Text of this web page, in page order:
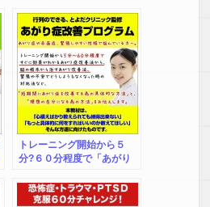
トレーニング開始から５
分?６０分程度で「あがり
る、とよだクリニック監修
【あがり症改善プログラ